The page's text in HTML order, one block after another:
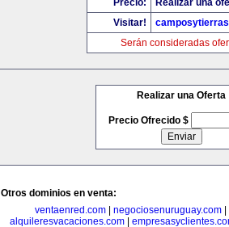
Precio:
Realizar una
Visitar!
Serán consideradas
Realizar una Oferta
Precio Ofrecido $
Otros dominios en venta:
ventaenred.com
negociosenuruguay.com
alquileresvacaciones.com|